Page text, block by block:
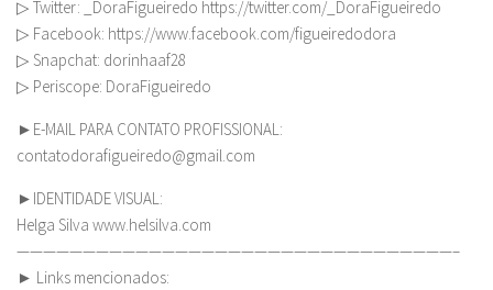
▷ Twitter: _DoraFigueiredo https://twitter.com/_DoraFigueiredo
▷ Facebook: https://www.facebook.com/figueiredodora
▷ Snapchat: dorinhaaf28
▷ Periscope: DoraFigueiredo
►E-MAIL PARA CONTATO PROFISSIONAL:
contatodorafigueiredo@gmail.com
►IDENTIDADE VISUAL:
Helga Silva www.helsilva.com
—————————————————————————————————–
► Links mencionados: